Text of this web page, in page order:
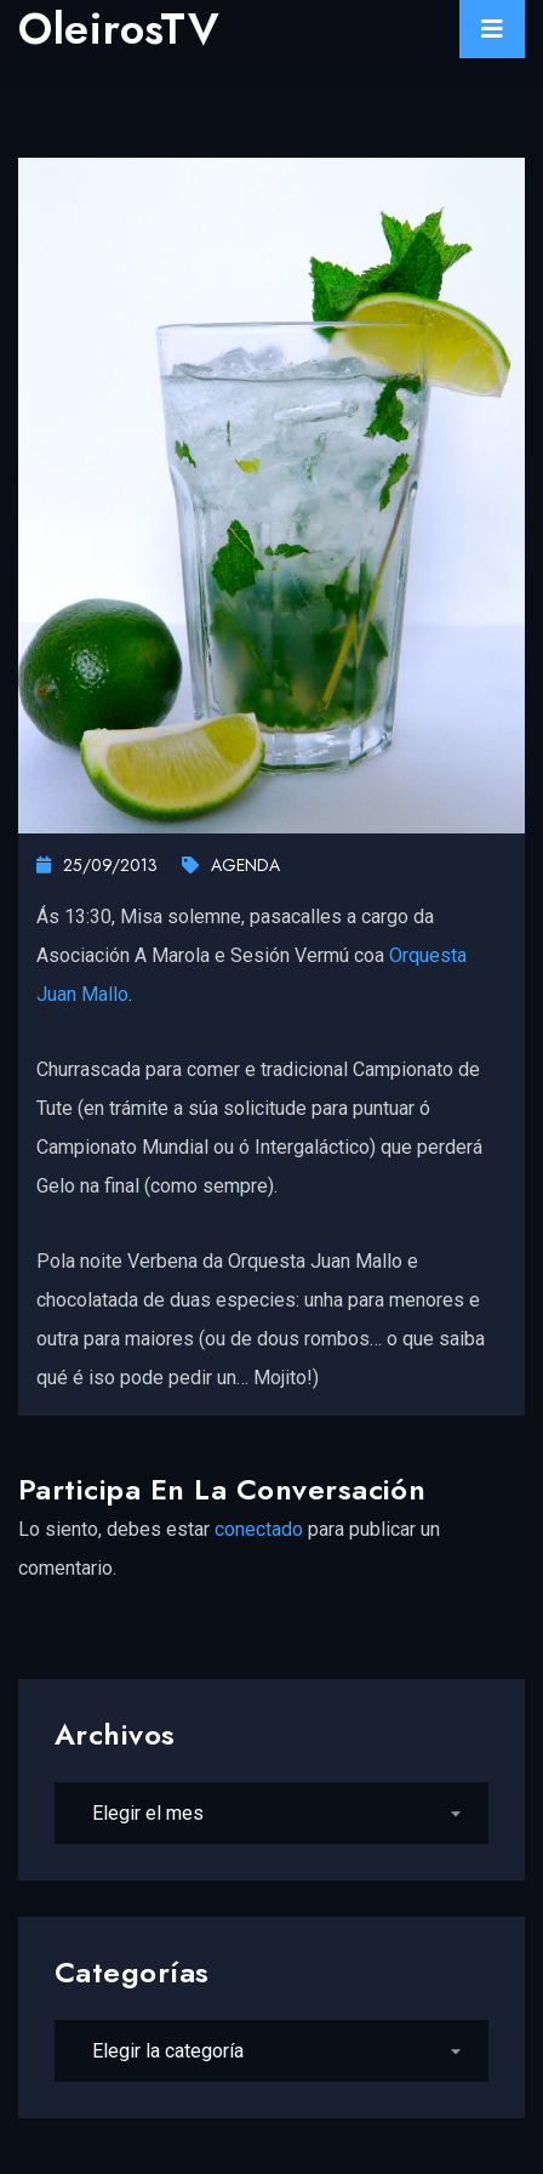
OleirosTV
25/09/2013 AGENDA
Ás 13:30, Misa solemne, pasacalles a cargo da
Asociación A Marola e Sesión Vermú coa Orquesta
Juan Mallo.
Churrascada para comer e tradicional Campionato de
Tute (en trámite a súa solicitude para puntuar ó
Campionato Mundial ou ó Intergaláctico) que perderá
Gelo na final (como sempre).
Pola noite Verbena da Orquesta Juan Mallo e
chocolatada de duas especies: unha para menores e
outra para maiores (ou de dous rombos… o que saiba
qué é iso pode pedir un… Mojito!)
Participa En La Conversación
Lo siento, debes estar conectado para publicar un
comentario.
Archivos
Categorías